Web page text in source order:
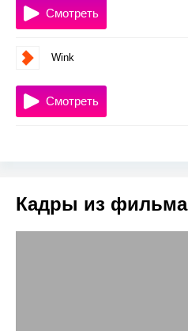
Смотреть
Wink
Смотреть
Кадры из фильма